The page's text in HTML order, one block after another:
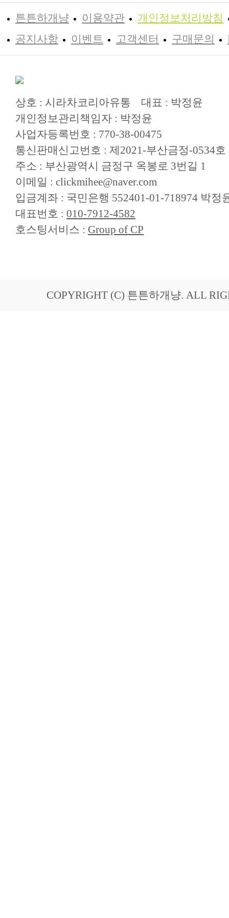
튼튼하개냥 이용약관
개인정보처리방침
공지사항
이벤트 고객센터 구매문의
상호 : 시라차코리아유통
대표 : 박정윤
개인정보관리책임자 : 박정윤
사업자등록번호 : 770-38-00475
통신판매신고번호 : 제2021-부산금정-0534호
주소 : 부산광역시 금정구 옥봉로 3번길 1
이메일 : clickmihee@naver.com
입금계좌 : 국민은행 552401-01-718974 박정
대표번호 : 010-7912-4582
호스팅서비스 : Group of CP
COPYRIGHT (C) 튼튼하개냥. ALL